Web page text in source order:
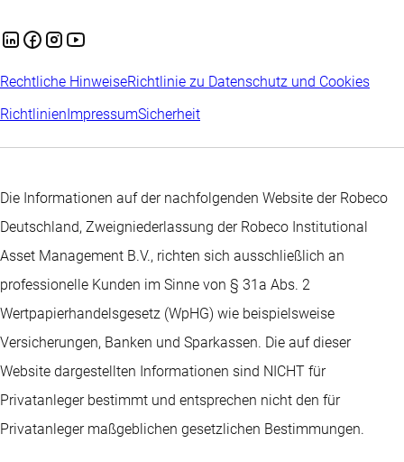
Rechtliche HinweiseRichtlinie zu Datenschutz und Cookies
RichtlinienImpressumSicherheit
Die Informationen auf der nachfolgenden Website der Robeco
Deutschland, Zweigniederlassung der Robeco Institutional
Asset Management B.V., richten sich ausschließlich an
professionelle Kunden im Sinne von § 31a Abs. 2
Wertpapierhandelsgesetz (WpHG) wie beispielsweise
Versicherungen, Banken und Sparkassen. Die auf dieser
Website dargestellten Informationen sind NICHT für
Privatanleger bestimmt und entsprechen nicht den für
Privatanleger maßgeblichen gesetzlichen Bestimmungen.